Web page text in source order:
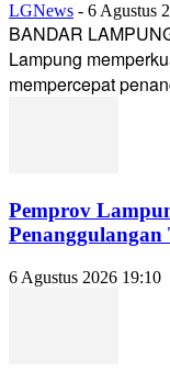
LGNews - 6 Agustus
BANDAR
Lampung
mempercepat
Pemprov
Penanggulangan
6 Agustus 2026 19:10